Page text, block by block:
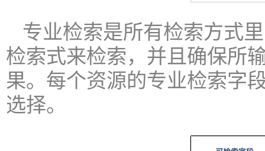
专业检索是所有检索方式
检索式来检索，并且确保所
果。每个资源的专业检索字
选择。